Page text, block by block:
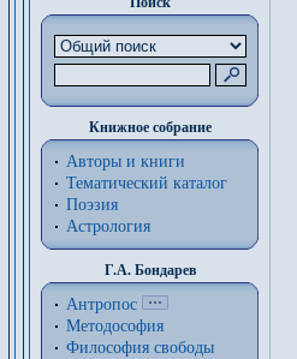
Книжное собрание
Авторы и книги
Тематический каталог
Поэзия
Астрология
Г.А. Бондарев
Антропос
Методософия
Философия cвободы